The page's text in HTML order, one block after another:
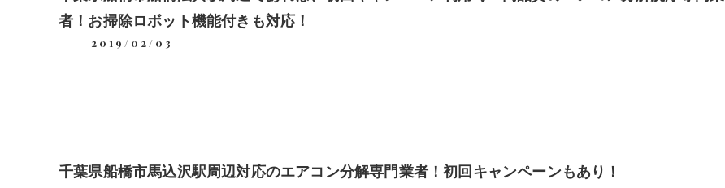
者！お掃除ロボット機能付きも対応！
2019/02/03
千葉県船橋市馬込沢駅周辺対応のエアコン分解専門業者！初回キャンペーンもあり！